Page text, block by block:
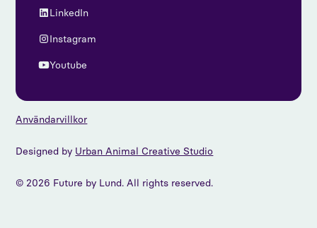
LinkedIn
Instagram
Youtube
© 2026 Future by Lund. All rights reserved.
Designed by Urban Animal Creative Studio
Användarvillkor